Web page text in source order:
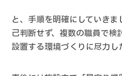
と、手順を明確にしていき
己判断せず、複数の職員で検
設置する環境づくりに尽力し